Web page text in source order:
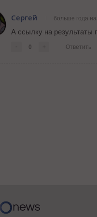
Сергей больше года
А ссылку на результаты
0 Ответить